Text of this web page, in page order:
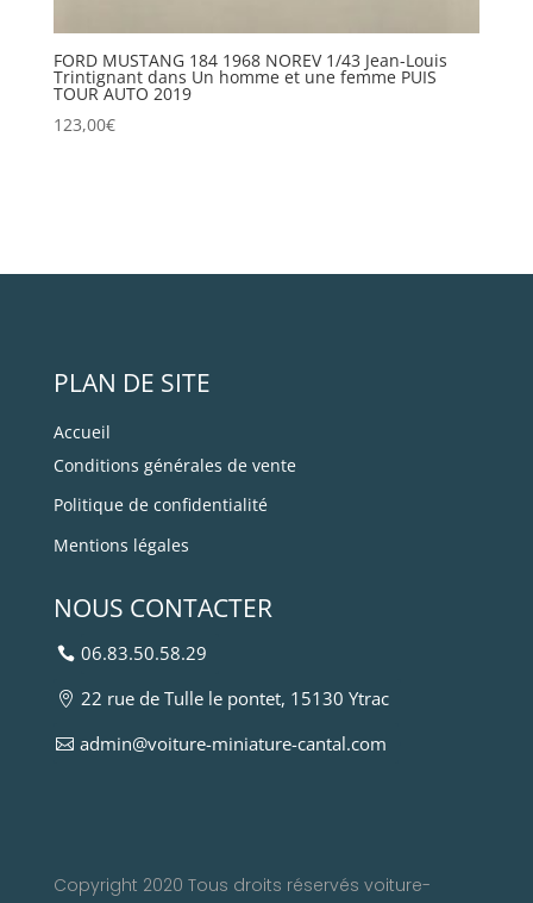
FORD MUSTANG 184 1968 NOREV 1/43 Jean-Louis
Trintignant dans Un homme et une femme PUIS
TOUR AUTO 2019
123,00€
PLAN DE SITE
Accueil
Conditions générales de vente
Politique de confidentialité
Mentions légales
NOUS CONTACTER
06.83.50.58.29
22 rue de Tulle le pontet, 15130 Ytrac
admin@voiture-miniature-cantal.com
Copyright 2020 Tous droits réservés voiture-